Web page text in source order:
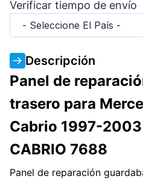
Verificar tiempo de envío
- Seleccione El País -
Descripción
Panel de
trasero para
Cabrio 1997-
CABRIO 7688
Panel de reparación